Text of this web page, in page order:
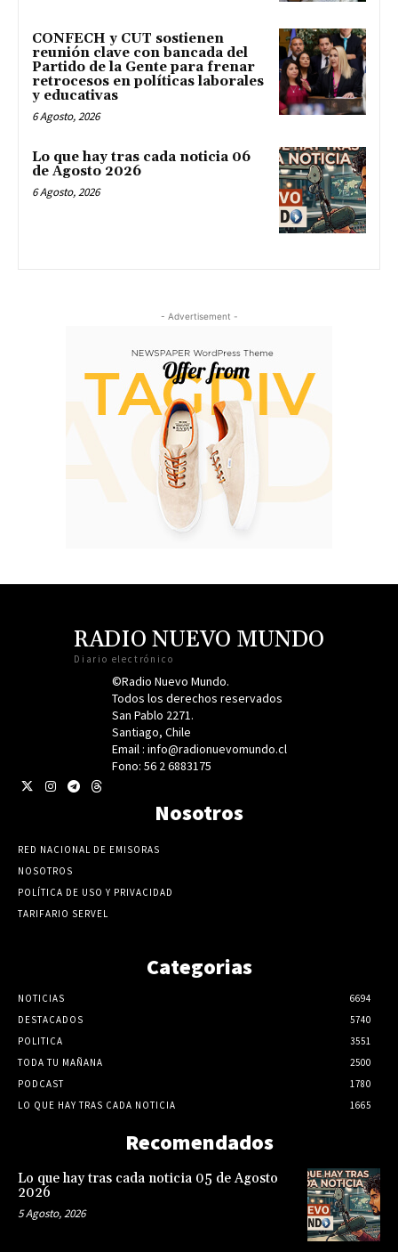
CONFECH y CUT sostienen
reunión clave con bancada del
Partido de la Gente para frenar
retrocesos en políticas laborales
y educativas
6 Agosto, 2026
Lo que hay tras cada noticia 06
de Agosto 2026
6 Agosto, 2026
- Advertisement -
RADIO NUEVO MUNDO
Diario electrónico
©Radio Nuevo Mundo.
Todos los derechos reservados
San Pablo 2271.
Santiago, Chile
Email : info@radionuevomundo.cl
Fono: 56 2 6883175
Nosotros
RED NACIONAL DE EMISORAS
NOSOTROS
POLÍTICA DE USO Y PRIVACIDAD
TARIFARIO SERVEL
Categorias
NOTICIAS
6694
DESTACADOS
5740
POLITICA
3551
TODA TU MAÑANA
2500
PODCAST
1780
LO QUE HAY TRAS CADA NOTICIA
1665
Recomendados
Lo que hay tras cada noticia 05 de Agosto
2026
5 Agosto, 2026